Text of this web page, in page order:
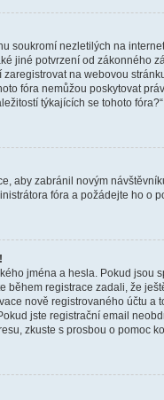
soukromí nezletilých na
jiné potvrzení od zákonného
na webovou
fóra nemůžou poskytovat
týkajících se tohoto fóra?“.
aby zabránil novým
fóra a požádejte ho o
jména a hesla. Pokud
během registrace zadali, že
nově registrovaného účtu a
jste registrační email
zkuste s prosbou o pomoc